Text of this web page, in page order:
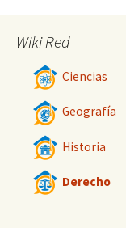
Wiki Red
Ciencias
Geografía
Historia
Derecho